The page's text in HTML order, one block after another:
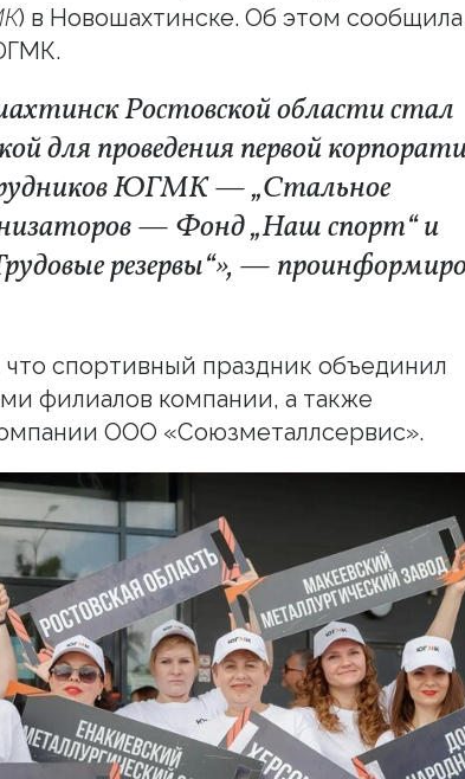
) в Новошахтинске. Об этом
Ростовской области стал
для проведения первой
ЮГМК — „Стальное
— Фонд „Наш спорт“ и
резервы“», —
что спортивный праздник объединил
филиалов компании, а также
ООО «Союзметаллсервис».